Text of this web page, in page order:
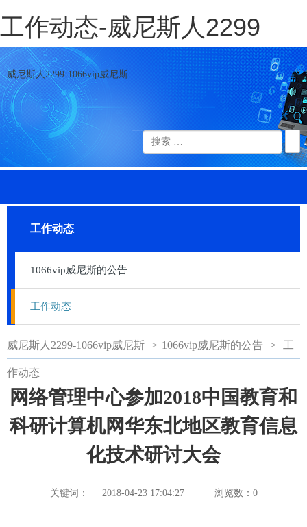
工作动态-威尼斯人2299
威尼斯人2299-1066vip威尼斯
工作动态
1066vip威尼斯的公告
工作动态
威尼斯人2299-1066vip威尼斯 > 1066vip威尼斯的公告 > 工
作动态
网络管理中心参加2018中国教育和
科研计算机网华东北地区教育信息
化技术研讨大会
关键词： 2018-04-23 17:04:27 浏览数： 0